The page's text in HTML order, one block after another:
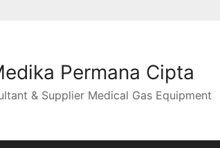
Permana Cipta
& Supplier Medical Gas Equipment